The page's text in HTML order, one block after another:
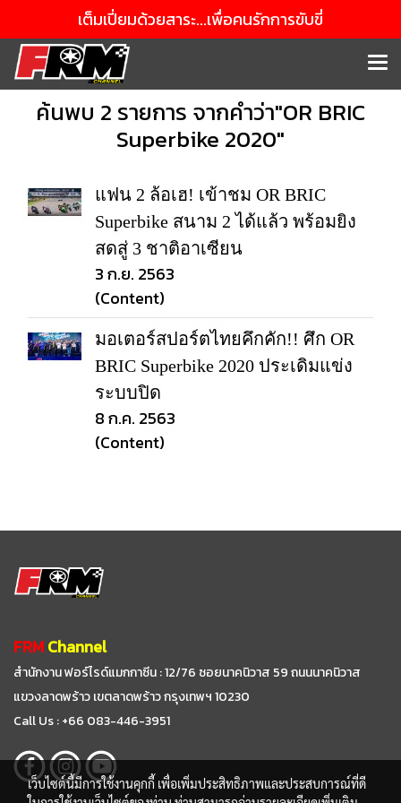
เต็มเปี่ยมด้วยสาระ...เพื่อคนรักการขับขี่
ค้นพบ 2 รายการ จากคำว่า"OR BRIC
Superbike 2020"
แฟน 2 ล้อเฮ! เข้าชม OR BRIC
Superbike สนาม 2 ได้แล้ว พร้อมยิง
สดสู่ 3 ชาติอาเซียน
3 ก.ย. 2563
(Content)
มอเตอร์สปอร์ตไทยคึกคัก!! ศึก OR
BRIC Superbike 2020 ประเดิมแข่ง
ระบบปิด
8 ก.ค. 2563
(Content)
FRMChannel
สำนักงาน ฟอร์ไรด์แมกกาซีน : 12/76 ซอยนาคนิวาส 59ถนนนาคนิวาส
แขวงลาดพร้าว เขตลาดพร้าว กรุงเทพฯ 10230
Call Us : +66 083-446-3951
เว็บไซต์นี้มีการใช้งานคุกกี้ เพื่อเพิ่มประสิทธิภาพและประสบการณ์ที่ดี